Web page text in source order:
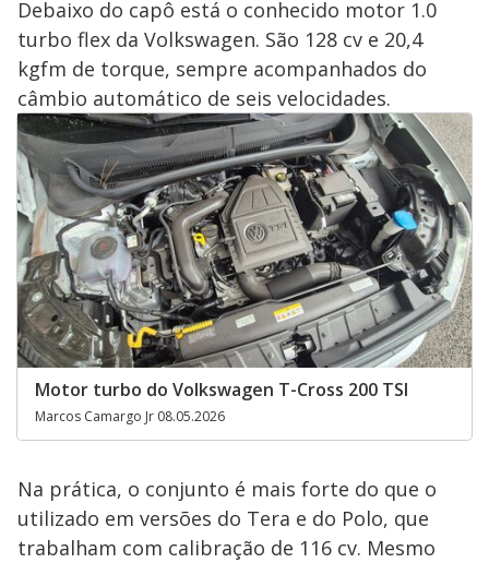
Debaixo do capô está o conhecido motor 1.0
turbo flex da Volkswagen. São 128 cv e 20,4
kgfm de torque, sempre acompanhados do
câmbio automático de seis velocidades.
Motor turbo do Volkswagen T-Cross 200 TSI
Marcos Camargo Jr 08.05.2026
Na prática, o conjunto é mais forte do que o
utilizado em versões do Tera e do Polo, que
trabalham com calibração de 116 cv. Mesmo